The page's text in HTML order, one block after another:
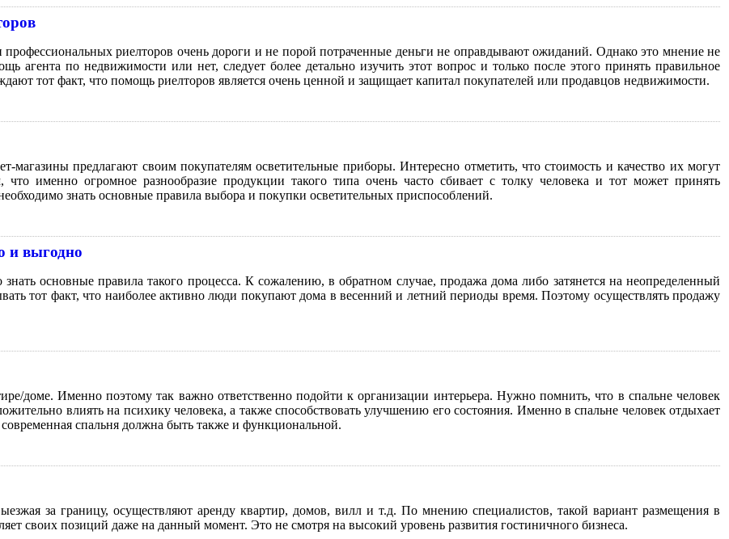
профессиональных риелторов очень дороги и не порой потраченные деньги не оправдывают ожиданий. Однако это мнение не
по недвижимости или нет, следует более детально изучить этот вопрос и только после этого принять правильное
тот факт, что помощь риелторов является очень ценной и защищает капитал покупателей или продавцов недвижимости.
предлагают своим покупателям осветительные приборы. Интересно отметить, что стоимость и качество их могут
именно огромное разнообразие продукции такого типа очень часто сбивает с толку человека и тот может принять
знать основные правила выбора и покупки осветительных приспособлений.
и выгодно
основные правила такого процесса. К сожалению, в обратном случае, продажа дома либо затянется на неопределенный
тот факт, что наиболее активно люди покупают дома в весенний и летний периоды время. Поэтому осуществлять продажу
доме. Именно поэтому так важно ответственно подойти к организации интерьера. Нужно помнить, что в спальне человек
влиять на психику человека, а также способствовать улучшению его состояния. Именно в спальне человек отдыхает
спальня должна быть также и функциональной.
за границу, осуществляют аренду квартир, домов, вилл и т.д. По мнению специалистов, такой вариант размещения в
своих позиций даже на данный момент. Это не смотря на высокий уровень развития гостиничного бизнеса.